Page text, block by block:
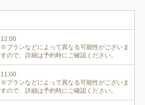
12:00
※プランなどによって異なる可能性がございま
すので、詳細は予約時にご確認ください。
11:00
※プランなどによって異なる可能性がございま
すので、詳細は予約時にご確認ください。